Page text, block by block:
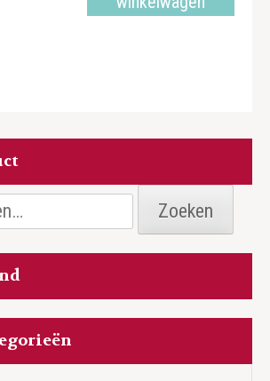
Zoeken